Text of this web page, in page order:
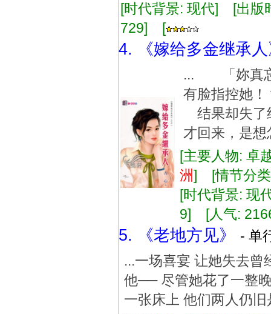
[时代背景: 现代] [出
729] [
4. 《嫁给多金继承
... 「妳真
有脸指控她
结果却失
才回来，是
[主要人物: 卓
洲] [情节分
[时代背景: 现
9] [人气:
5. 《老地方见》
- 单
...一场喜宴 让她失去
他── 尽管她花了一整
一张床上 他们两人仍